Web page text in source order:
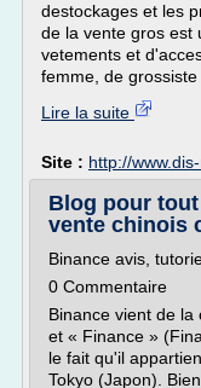
destockages et les
de la vente gros est
vetements et
femme, de grossiste
Lire la suite
Site : http://
Blog pour
vente chinois
Binance avis,
0 Commentaire
Binance vient de
et « Finance »
le fait qu'il
Tokyo (Japon).